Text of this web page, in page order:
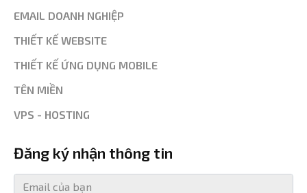
EMAIL DOANH NGHIỆP
THIẾT KẾ WEBSITE
THIẾT KẾ ỨNG DỤNG MOBILE
TÊN MIỀN
VPS - HOSTING
Đăng ký nhận thông tin